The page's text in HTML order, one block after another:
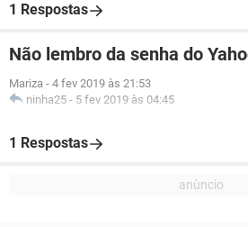
1 Respostas
Não lembro da senha do
Mariza - 4 fev 2019 às 21:53
ninha25 - 5 fev 2019 às 04:45
1 Respostas